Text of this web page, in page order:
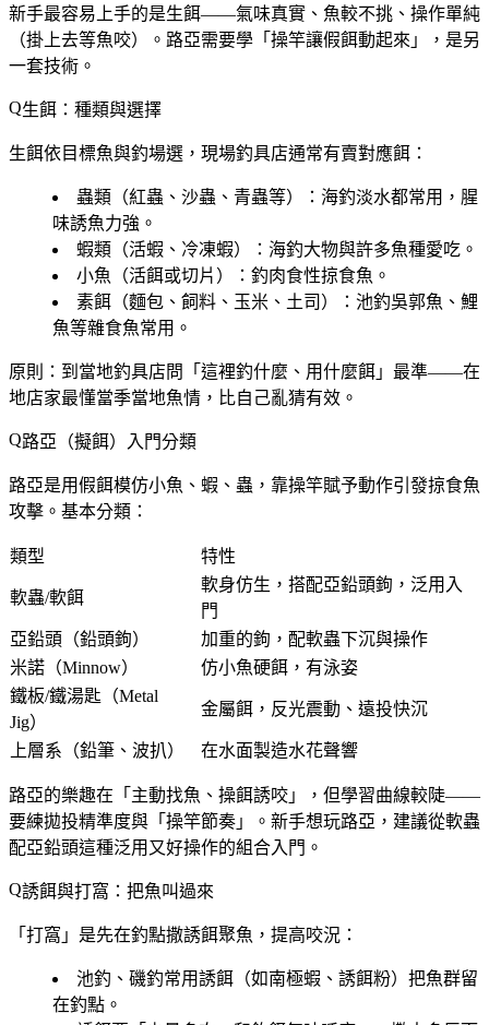
新手最容易上手的是生餌——氣味真實、魚較不挑、操作單純
（掛上去等魚咬）。路亞需要學「操竿讓假餌動起來」，是另
一套技術。
生餌：種類與選擇
生餌依目標魚與釣場選，現場釣具店通常有賣對應餌：
蟲類（紅蟲、沙蟲、青蟲等）
：海釣淡水都常用，腥
味誘魚力強。
蝦類（活蝦、冷凍蝦）
：海釣大物與許多魚種愛吃。
小魚（活餌或切片）
：釣肉食性掠食魚。
素餌（麵包、飼料、玉米、土司）
：池釣吳郭魚、鯉
魚等雜食魚常用。
原則： 到當地釣具店問「這裡釣什麼、用什麼餌」最準——在
地店家最懂當季當地魚情，比自己亂猜有效。
路亞（擬餌）入門分類
路亞是用假餌模仿小魚、蝦、蟲，靠操竿賦予動作引發掠食魚
攻擊。基本分類：
類型 特性
軟蟲/軟餌
軟身仿生，搭配亞鉛頭鉤，泛用入
門
亞鉛頭（鉛頭鉤）
加重的鉤，配軟蟲下沉與操作
米諾（Minnow）
仿小魚硬餌，有泳姿
鐵板/鐵湯匙（Metal
Jig）
金屬餌，反光震動、遠投快沉
上層系（鉛筆、波扒） 在水面製造水花聲響
路亞的樂趣在「主動找魚、操餌誘咬」，但學習曲線較陡——
要練拋投精準度與「操竿節奏」。新手想玩路亞，建議從軟蟲
配亞鉛頭這種泛用又好操作的組合入門。
誘餌與打窩：把魚叫過來
「打窩」是先在釣點撒誘餌聚魚，提高咬況：
池釣、磯釣常用誘餌（如南極蝦、誘餌粉）把魚群留
在釣點。